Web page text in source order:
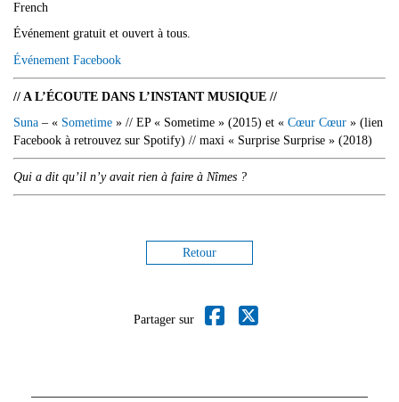
French
Événement gratuit et ouvert à tous.
Événement Facebook
// A L’ÉCOUTE DANS L’INSTANT MUSIQUE //
Suna – « Sometime » // EP « Sometime » (2015) et « Cœur Cœur » (lien
Facebook à retrouvez sur Spotify) // maxi « Surprise Surprise » (2018)
Qui a dit qu’il n’y avait rien à faire à Nîmes ?
Retour
Partager sur